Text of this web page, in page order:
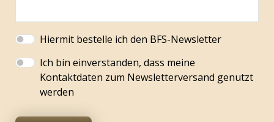
Hiermit bestelle ich den BFS-Newsletter
Ich bin einverstanden, dass meine
Kontaktdaten zum Newsletterversand genutzt
werden